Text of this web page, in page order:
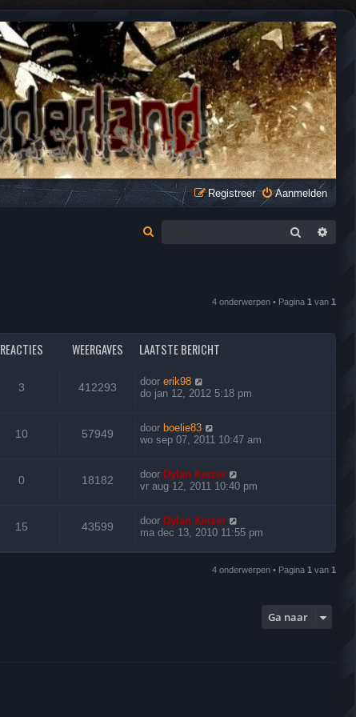
Aanmelden
Registreer
Zoek
4 onderwerpen • Pagina 1 van 1
REACTIES WEERGAVES LAATSTE BERICHT
3 412293 door erik98
do jan 12, 2012 5:18 pm
10 57949 door boelie83
wo sep 07, 2011 10:47 am
0 18182 door Dylan Keizer
vr aug 12, 2011 10:40 pm
15 43599 door Dylan Keizer
ma dec 13, 2010 11:55 pm
4 onderwerpen • Pagina 1 van 1
Ga naar